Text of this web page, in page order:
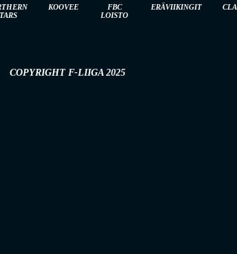
KOOVEE
FBC
LOISTO
ERÄVIIKINGIT
COPYRIGHT F-LIIGA 2025